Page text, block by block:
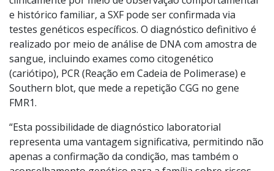
Diagnóstico: além da avaliação clínica
Ao contrário do autismo, o qual é diagnosticado
clinicamente por meio de observação comportamental
e histórico familiar, a SXF pode ser confirmada via
testes genéticos específicos. O diagnóstico definitivo é
realizado por meio de análise de DNA com amostra de
(cariótipo), PCR (Reação em Cadeia de Polimerase) e
Southern blot, que mede a repetição CGG no gene
FMR1.